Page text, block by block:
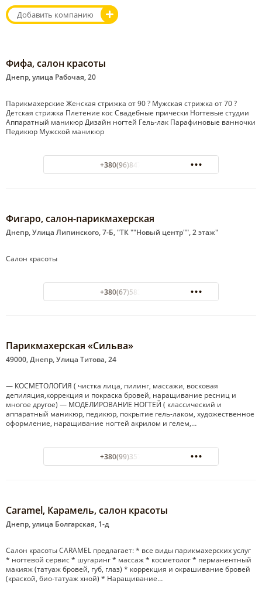
Добавить компанию
Фифа, салон красоты
Днепр, улица Рабочая, 20
Парикмахерские Женская стрижка от 90 ? Мужская стрижка от 70 ?
Детская стрижка Плетение кос Свадебные прически Ногтевые студии
Аппаратный маникюр Дизайн ногтей Гель-лак Парафиновые ванночки
Педикюр Мужской маникюр
+380(96)847-82-06
Фигаро, салон-парикмахерская
Днепр, Улица Липинского, 7-Б, "ТК ""Новый центр"", 2 этаж"
Салон красоты
+380(67)583-79-94
Парикмахерская «Сильва»
49000, Днепр, Улица Титова, 24
— КОСМЕТОЛОГИЯ ( чистка лица, пилинг, массажи, восковая
депиляция,коррекция и покраска бровей, наращивание ресниц и
многое другое) — МОДЕЛИРОВАНИЕ НОГТЕЙ ( классический и
аппаратный маникюр, педикюр, покрытие гель-лаком, художественное
оформление, наращивание ногтей акрилом и гелем,…
+380(99)357-35-20
Caramel, Карамель, салон красоты
Днепр, улица Болгарская, 1-д
Салон красоты CARAMEL предлагает: * все виды парикмахерских услуг
* ногтевой сервис * шугаринг * массаж * косметолог * перманентный
макияж (татуаж бровей, губ, глаз) * коррекция и окрашивание бровей
(краской, био-татуаж хной) * Наращивание…